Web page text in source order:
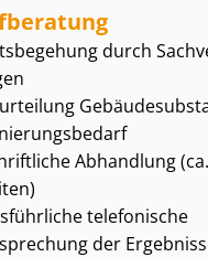
durch
Abhandlung
telefonische
der